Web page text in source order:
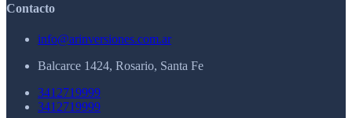
Contacto
info@arinversiones.com.ar
Balcarce 1424, Rosario, Santa Fe
3412719999
3412719999